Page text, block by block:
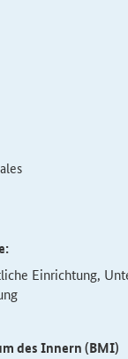
Einrichtung,
des Innern (BMI)